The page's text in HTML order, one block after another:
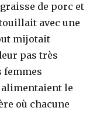
de porc et
avec une
mijotait
pas très
femmes
le
où chacune